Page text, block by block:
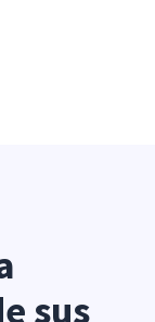
sus